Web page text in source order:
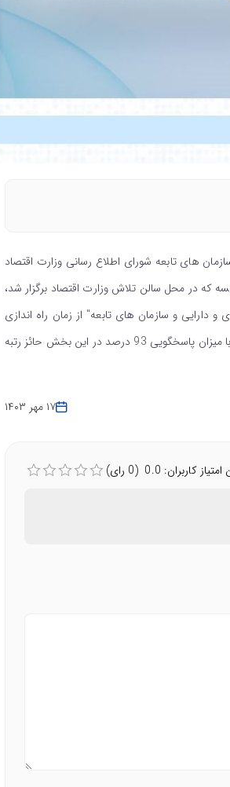
۱۷ مهر ۱۴۰۳
های تابعه شورای اطلاع رسانی وزارت اقتصاد
که در محل سالن تلاش وزارت اقتصاد برگزار شد،
دارایی و سازمان های تابعه" از زمان راه اندازی
سامانه ها تا پایان شهریور ماه سالجاری ارائه شد که شرکت سرمایه گذاری های خارجی ایران با میزان پاسخگویی 93 درصد در این بخش حائز رتبه
کاربران: 0.0 (0 رای)